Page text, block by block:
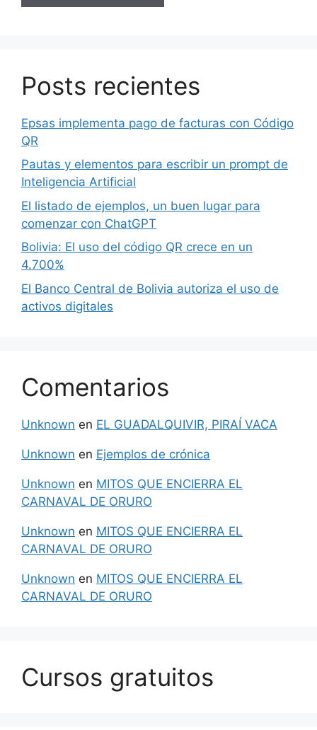
Posts recientes
Epsas implementa pago de facturas con Código
QR
Pautas y elementos para escribir un prompt de
Inteligencia Artificial
El listado de ejemplos, un buen lugar para
comenzar con ChatGPT
Bolivia: El uso del código QR crece en un
4.700%
El Banco Central de Bolivia autoriza el uso de
activos digitales
Comentarios
Unknown en EL GUADALQUIVIR, PIRAÍ VACA
Unknown en Ejemplos de crónica
Unknown en MITOS QUE ENCIERRA EL
CARNAVAL DE ORURO
Unknown en MITOS QUE ENCIERRA EL
CARNAVAL DE ORURO
Unknown en MITOS QUE ENCIERRA EL
CARNAVAL DE ORURO
Cursos gratuitos